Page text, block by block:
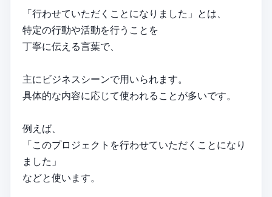
「行わせていただくことになりました」とは、
特定の行動や活動を行うことを
丁寧に伝える言葉で、
主にビジネスシーンで用いられます。
具体的な内容に応じて使われることが多いです。
例えば、
「このプロジェクトを行わせていただくことになり
ました」
などと使います。